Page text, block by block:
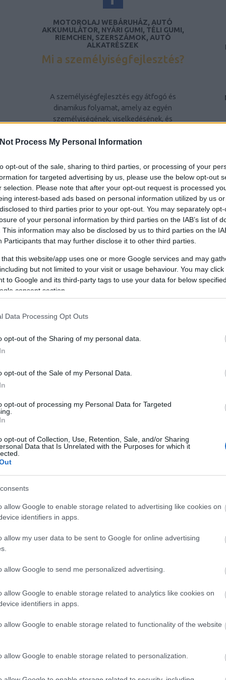
Process My Personal Information
opt-out of the sale, sharing to third parties, or processing of your
for targeted advertising by us, please use the below opt-out
selection. Please note that after your opt-out request is processed
interest-based ads based on personal information utilized by us
to third parties prior to your opt-out. You may separately
of your personal information by third parties on the IAB’s list of
This information may also be disclosed by us to third parties on the
Participants that may further disclose it to other third parties.
that this website/app uses one or more Google services and may
but not limited to your visit or usage behaviour. You may
to Google and its third-party tags to use your data for below
consent section.
Data Processing Opt Outs
opt-out of the Sharing of my personal data.
opt-out of the Sale of my Personal Data.
opt-out of processing my Personal Data for Targeted
opt-out of Collection, Use, Retention, Sale, and/or Sharing
Data that Is Unrelated with the Purposes for which it
allow Google to enable storage related to advertising like cookies on
identifiers in apps.
allow my user data to be sent to Google for online advertising
allow Google to send me personalized advertising.
allow Google to enable storage related to analytics like cookies on
identifiers in apps.
allow Google to enable storage related to functionality of the website
allow Google to enable storage related to personalization.
MOTOROLAJ WEBÁRUHÁZ, AUTÓ
AKKUMULÁTOR, NYÁRI GUMI, TÉLI GUMI,
RIEMCHEN, SZERSZÁMOK, AUTÓ
ALKATRÉSZEK
Mi a személyiségfejlesztés?
A személyiségfejlesztés egy átfogó és
dinamikus folyamat, amely az egyén
személyiségének, viselkedésének, és
irányul. Ez a folyamat nem csupán az egyén
hanem a környezetével való interakciójának
javítását is. A személyiségfejlesztés célja,
hogy az egyén képessé váljon arra, hogy
pozitív módon befolyásolja saját életét, és
hatékonyabban kezelje a mindennapi
kihívásokat és konfliktusokat.
A személyiségfejlesztés fontossága
A személyiségfejlesztés alapvető
jelentőséggel bír az egyén életében, mivel
közvetlen hatással van az önbizalomra, a
kapcsolatokra, a karrierre és az általános
életminőségre. Egy jól kiegyensúlyozott
személyiség segít abban, hogy az egyén képes
legyen adaptálni a változó körülményekhez,
pozitívan kommunikáljon másokkal, és
hatékonyan kezelje a stresszt.
mivel az egyén felismeri és kiaknázza saját
készségek fejlesztése elősegíti az egyértelmű
készségek fejlesztése javítja az
interperszonális kapcsolatokat, segítve az
kapcsolatokat alakítson ki.
során elsajátított technikák, mint például a
készségek, segítenek az egyénnek a stressz
hatékony kezelésében.
5. Pozitív életszemlélet: A pozitív
hozzáállást, ami javítja az általános